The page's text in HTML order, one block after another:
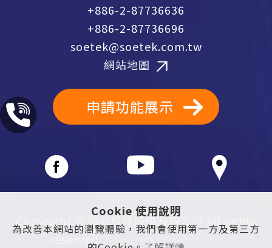
Cookie 使用說明
為改善本網站的瀏覽體驗，我們會使用第一方及第三方
+886-2-87736636
+886-2-87736696
soetek@soetek.com.tw
網站地圖
申請功能展示
Copyright © 碩益科技股份有限公司 All rights
reserved.Powered by noon360